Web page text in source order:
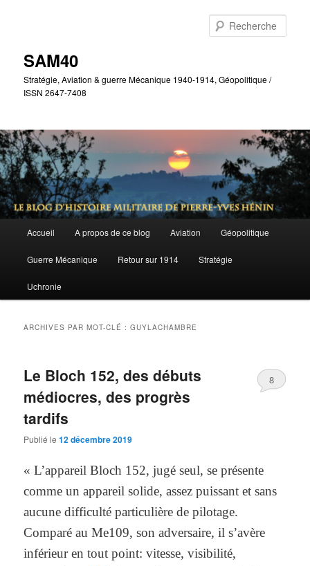
SAM40
Stratégie, Aviation & guerre Mécanique 1940-1914, Géopolitique /
ISSN 2647-7408
principal
Accueil A propos de ce blog Aviation Géopolitique
Guerre Mécanique Retour sur 1914 Stratégie
Uchronie
ARCHIVES PAR MOT-CLÉ :GUYLACHAMBRE
Le Bloch 152, des débuts
médiocres, des progrès
tardifs
Publié le12 décembre 2019
8
« L’appareil Bloch 152, jugé seul, se présente
comme un appareil solide, assez puissant et sans
aucune difficulté particulière de pilotage.
Comparé au Me109, son adversaire, il s’avère
inférieur en tout point: vitesse, visibilité,